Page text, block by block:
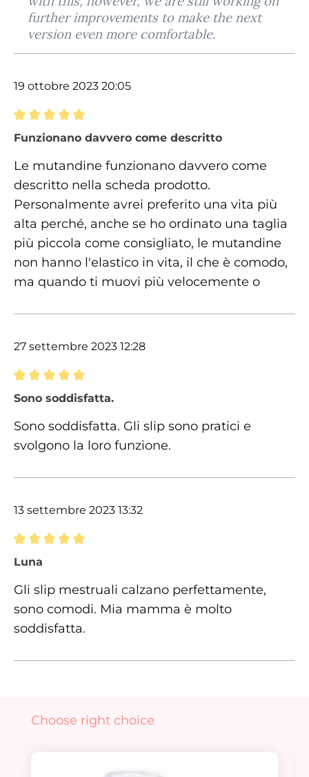
further improvements to make the next
version even more comfortable.
19 ottobre 2023 20:05
Recensione con valutazione di 5 su 5 stelle
Funzionano davvero come descritto
Le mutandine funzionano davvero come
descritto nella scheda prodotto.
Personalmente avrei preferito una vita più
alta perché, anche se ho ordinato una taglia
più piccola come consigliato, le mutandine
non hanno l'elastico in vita, il che è comodo,
ma quando ti muovi più velocemente o
27 settembre 2023 12:28
Recensione con valutazione di 5 su 5 stelle
Sono soddisfatta.
Sono soddisfatta. Gli slip sono pratici e
svolgono la loro funzione.
13 settembre 2023 13:32
Recensione con valutazione di 5 su 5 stelle
Luna
Gli slip mestruali calzano perfettamente,
sono comodi. Mia mamma è molto
soddisfatta.
Salta la galleria dei prodotti
Choose right choice